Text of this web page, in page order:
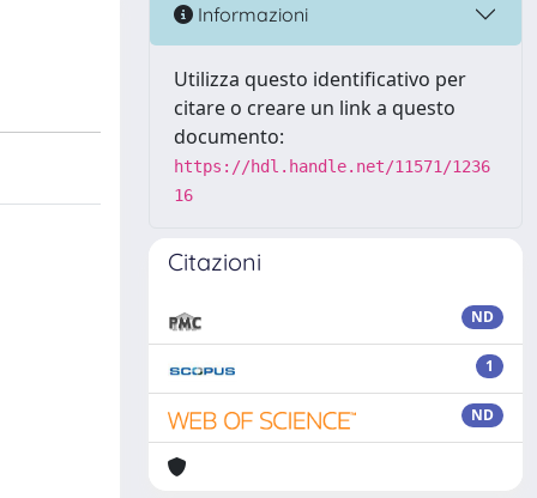
Informazioni
Utilizza questo identificativo per
citare o creare un link a questo
documento:
https://hdl.handle.net/11571/1236
16
Citazioni
ND
1
ND